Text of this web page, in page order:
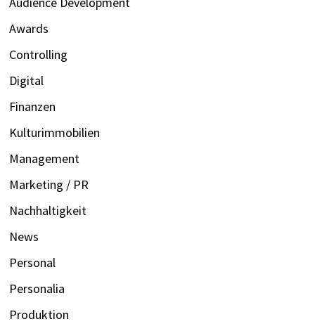
Awards
Controlling
Digital
Finanzen
Kulturimmobilien
Management
Marketing / PR
Nachhaltigkeit
News
Personal
Personalia
Produktion